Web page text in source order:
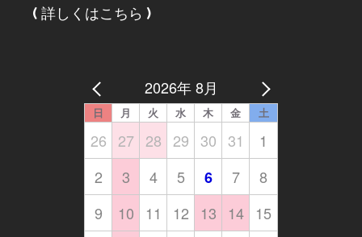
( 詳しくはこちら )
2026年 8月
日 月 火 水 木 金 土
26 27 28 29 30 31
1
2
3 4 5 6 7
8
9
10 11 12 13 14
15